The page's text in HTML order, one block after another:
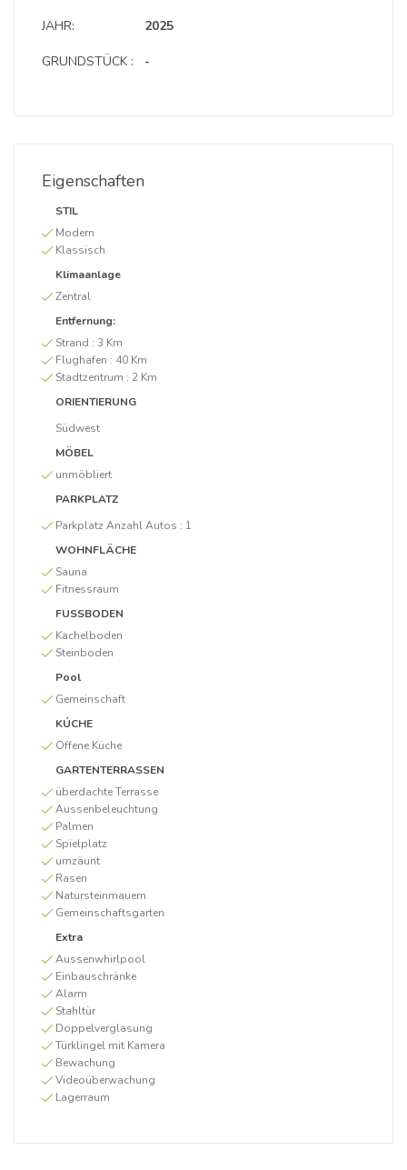
JAHR:
GRUNDSTÜCK :
2025
-
Eigenschaften
STIL
Modern
Klassisch
Klimaanlage
Zentral
Entfernung:
Strand : 3 Km
Flughafen : 40 Km
Stadtzentrum : 2 Km
ORIENTIERUNG
Südwest
MÖBEL
unmöbliert
PARKPLATZ
Parkplatz Anzahl Autos : 1
WOHNFLÄCHE
Sauna
Fitnessraum
FUSSBODEN
Kachelboden
Steinboden
Pool
Gemeinschaft
KÚCHE
Offene Küche
GARTENTERRASSEN
überdachte Terrasse
Aussenbeleuchtung
Palmen
Spielplatz
umzäunt
Rasen
Natursteinmauern
Gemeinschaftsgarten
Extra
Aussenwhirlpool
Einbauschränke
Alarm
Stahltür
Doppelverglasung
Türklingel mit Kamera
Bewachung
Videoüberwachung
Lagerraum